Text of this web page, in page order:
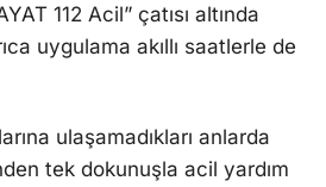
112 Acil” çatısı altında
uygulama akıllı saatlerle de
ulaşamadıkları anlarda
tek dokunuşla acil yardım